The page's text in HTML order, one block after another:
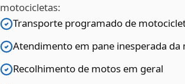
motocicletas:
Transporte programado de
Atendimento em pane inesperada da
Recolhimento de motos em geral